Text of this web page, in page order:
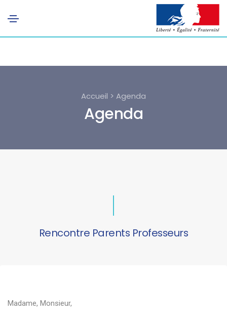
Accueil > Agenda
Agenda
Rencontre Parents Professeurs
Madame, Monsieur,